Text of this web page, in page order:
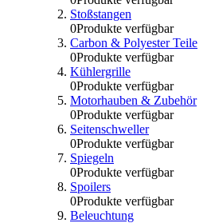
Stoßstangen
0Produkte verfügbar
Carbon & Polyester Teile
0Produkte verfügbar
Kühlergrille
0Produkte verfügbar
Motorhauben & Zubehör
0Produkte verfügbar
Seitenschweller
0Produkte verfügbar
Spiegeln
0Produkte verfügbar
Spoilers
0Produkte verfügbar
Beleuchtung